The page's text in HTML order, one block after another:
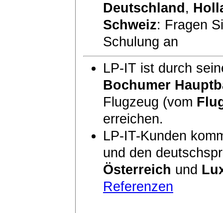
Deutschland ,
Schweiz: Fragen
Schulung an
LP-IT ist durch
Bochumer
Flugzeug (vom
erreichen.
LP-IT-Kunden
und den
Österreich und
Referenzen